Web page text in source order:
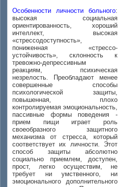
Особенности личности больного:
высокая социальная
ориентированность, хороший
интеллект, высокая
«стрессодоступность»,
пониженная «стрессо-
устойчивость», склонность к
тревожно-депрессивным
реакциям, психическая
незрелость. Преобладают менее
совершенные способы
психологической защиты,
повышенная, плохо
контролируемая эмоциональность,
пассивные формы поведения -
прием пищи играет роль
своеобразного защитного
механизма от стресса, который
соответствует их личности. Этот
способ защиты абсолютно
социально приемлем, доступен,
прост, легко осуществим, не
требует ни умственного, ни
эмоционального дополнительного